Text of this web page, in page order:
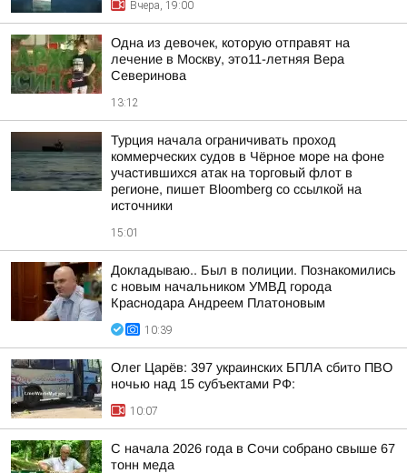
Вчера, 19:00
Одна из девочек, которую отправят на
лечение в Москву, это11-летняя Вера
Северинова
13:12
Турция начала ограничивать проход
коммерческих судов в Чёрное море на фоне
участившихся атак на торговый флот в
регионе, пишет Bloomberg со ссылкой на
источники
15:01
Докладываю.. Был в полиции. Познакомились
с новым начальником УМВД города
Краснодара Андреем Платоновым
10:39
Олег Царёв: 397 украинских БПЛА сбито ПВО
ночью над 15 субъектами РФ:
10:07
С начала 2026 года в Сочи собрано свыше 67
тонн меда